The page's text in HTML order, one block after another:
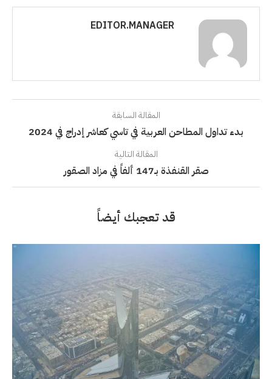
EDITOR.MANAGER
المقالة السابقة
بدء تداول المطاحن العربية في تاسي كعاشر إدراج في 2024
المقالة التالية
صقر القنفذة بـ147 ألفاً في مزاد الصقور
قد تعجبك أيضاً